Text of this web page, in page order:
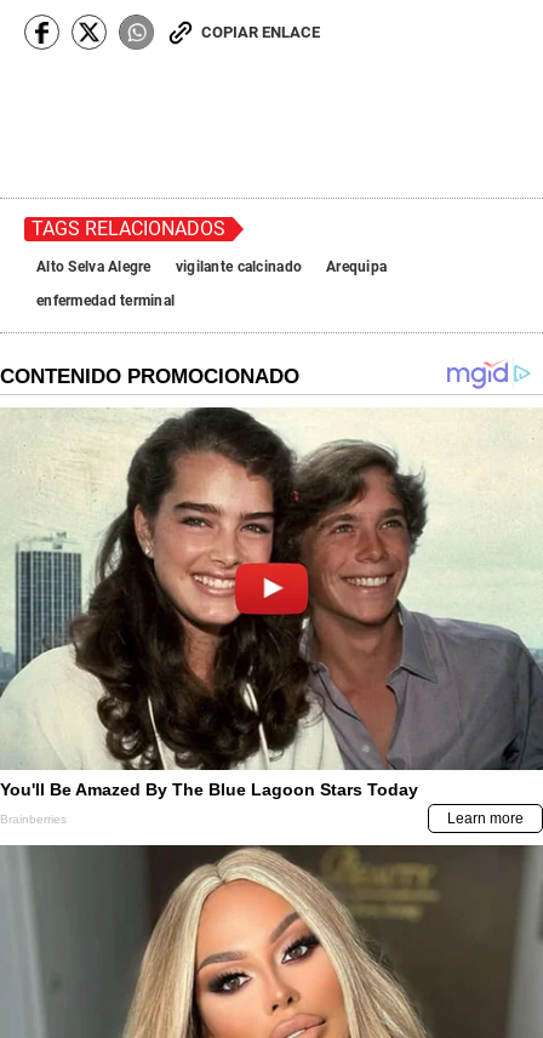
COPIAR ENLACE
TAGS RELACIONADOS
Alto Selva Alegre vigilante calcinado
Arequipa
enfermedad terminal